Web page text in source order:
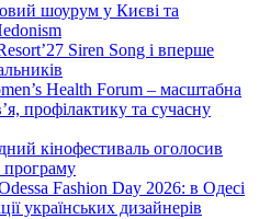
шоурум у Києві та
Siren Song і вперше
Health Forum – масштабна
профілактику та сучасну
кінофестиваль оголосив
програму
Fashion Day 2026: в Одесі
українських дизайнерів